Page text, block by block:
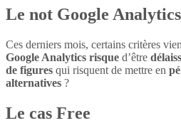
Le not Google Analytics
Ces derniers mois, certains critères
Google Analytics risque d’être
de figures qui risquent de mettre en
alternatives ?
Le cas Free